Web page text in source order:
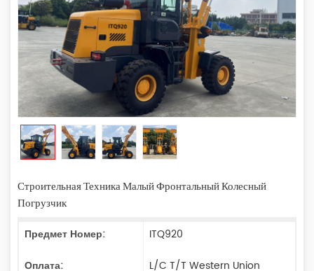
Строительная Техника Малый Фронтальный Колесный
Погрузчик
Предмет Номер:
ITQ920
Оплата:
L/C T/T Western Union